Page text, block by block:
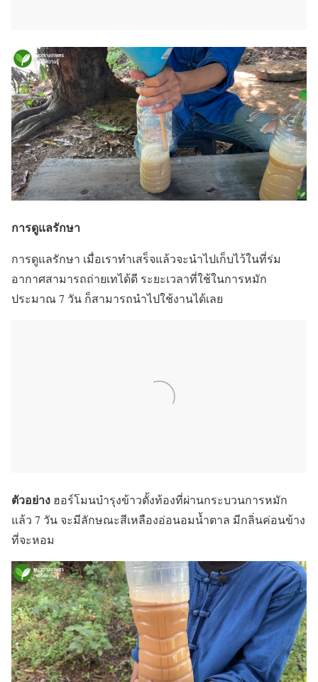
การดูแลรักษา
การดูแลรักษา เมื่อเราทำเสร็จแล้วจะนำไปเก็บไว้ในที่ร่ม
อากาศสามารถถ่ายเทได้ดี ระยะเวลาที่ใช้ในการหมัก
ประมาณ 7 วัน ก็สามารถนำไปใช้งานได้เลย
ตัวอย่าง ฮอร์โมนบำรุงข้าวตั้งท้องที่ผ่านกระบวนการหมัก
แล้ว 7 วัน จะมีลักษณะสีเหลืองอ่อนอมน้ำตาล มีกลิ่นค่อนข้าง
ที่จะหอม